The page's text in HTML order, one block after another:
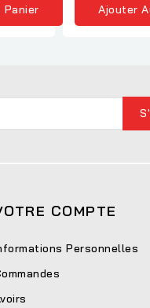
Panier Ajouter
COMPTE
Personnelles